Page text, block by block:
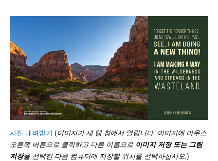
사진 내려받기 (이미지가 새 탭 창에서 열립니다. 이미지에 마우스
오른쪽 버튼으로 클릭하고 다른 이름으로 이미지 저장 또는 그림
저장을 선택한 다음 컴퓨터에 저장할 위치를 선택하십시오.)